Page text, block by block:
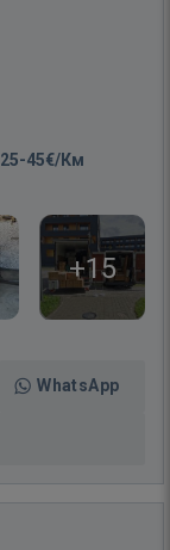
25-45€/Км
+15
WhatsApp